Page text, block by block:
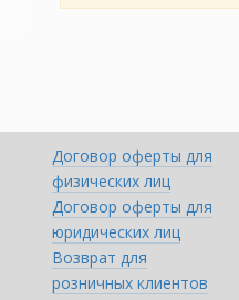
Договор оферты для
физических лиц
Договор оферты для
юридических лиц
Возврат для
розничных клиентов